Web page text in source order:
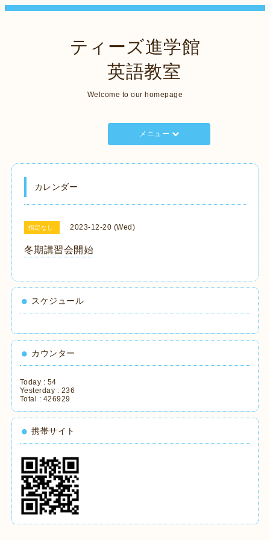
ティーズ進学館
英語教室
Welcome to our homepage
メニュー
カレンダー
指定なし 2023-12-20 (Wed)
冬期講習会開始
スケジュール
カウンター
Today : 54
Yesterday : 236
Total : 426929
携帯サイト